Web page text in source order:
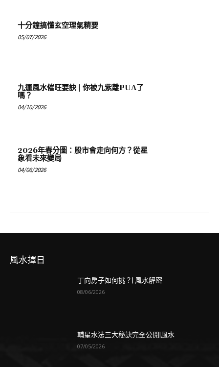
十分鐘搞懂玄空理氣精要
05/07/2026
九運風水催旺要訣 | 你被九紫離PUA了
嗎？
04/10/2026
2026年春分圖：股市會走向何方？從星
象看未來變局
04/06/2026
風水擇日
丁向房子如何挑？| 風水解密
08/06/2026
輔星水法三大秘訣完全公開|風水
07/05/2026